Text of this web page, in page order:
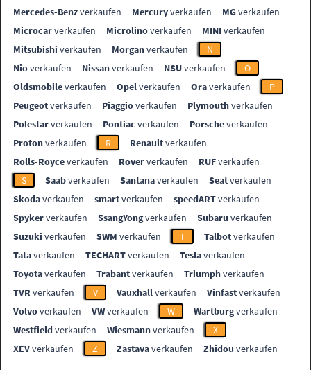
Mercedes-Benzverkaufen Mercuryverkaufen MGverkaufen
Microcarverkaufen Microlinoverkaufen MINIverkaufen
Mitsubishi verkaufen Morganverkaufen
N
Nioverkaufen Nissanverkaufen NSUverkaufen
O
Oldsmobileverkaufen Opelverkaufen Oraverkaufen
P
Peugeotverkaufen Piaggioverkaufen Plymouthverkaufen
Polestarverkaufen Pontiac verkaufen Porscheverkaufen
Protonverkaufen R Renaultverkaufen
Rolls-Royceverkaufen Roververkaufen RUFverkaufen
S
Saabverkaufen Santanaverkaufen Seatverkaufen
Skodaverkaufen smartverkaufen speedARTverkaufen
Spykerverkaufen SsangYongverkaufen Subaru verkaufen
Suzuki verkaufen SWM verkaufen T Talbotverkaufen
Tataverkaufen TECHARTverkaufen Teslaverkaufen
Toyotaverkaufen Trabantverkaufen Triumphverkaufen
TVR verkaufen V Vauxhallverkaufen Vinfastverkaufen
Volvoverkaufen VWverkaufen W Wartburgverkaufen
Westfieldverkaufen Wiesmannverkaufen
X
XEVverkaufen Z Zastavaverkaufen Zhidou verkaufen